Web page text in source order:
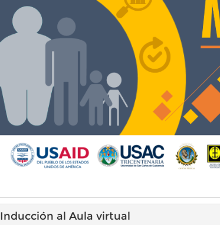
Inducción al Aula virtual